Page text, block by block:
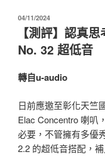
發
04/11/2024
【測評】認真
No. 32 超低音
轉自u-audio
日前應邀至彰化天竺
Elac Concentro 喇叭
必要，不管擁有多優
2.2 的超低音搭配，